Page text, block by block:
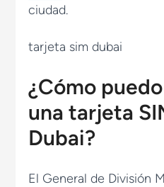
ciudad.
¿Cómo
una tarjeta
Dubai?
El General de División